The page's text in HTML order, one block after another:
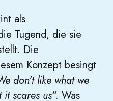
als
Tugend, die sie
Die
Konzept besingt
don’t like what we
it scares us“. Was